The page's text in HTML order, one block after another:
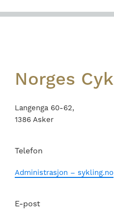
Footer
Norges
Langenga 60-62,
1386 Asker
Telefon
Administrasjon – sykling.no
E-post